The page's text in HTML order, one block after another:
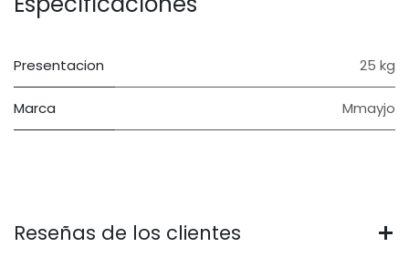
Presentacion 25 kg
Marca Mmayjo
Reseñas de los clientes